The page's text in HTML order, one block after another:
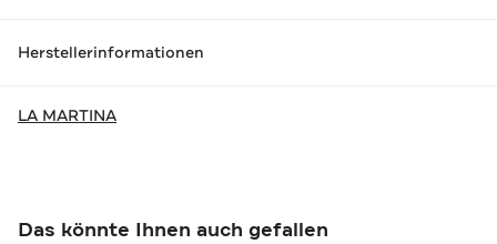
Herstellerinformationen
LA MARTINA
Das könnte Ihnen auch gefallen